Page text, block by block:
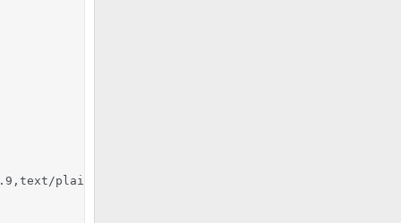
plain;q=0.8,image/png,*/*;q=0.5